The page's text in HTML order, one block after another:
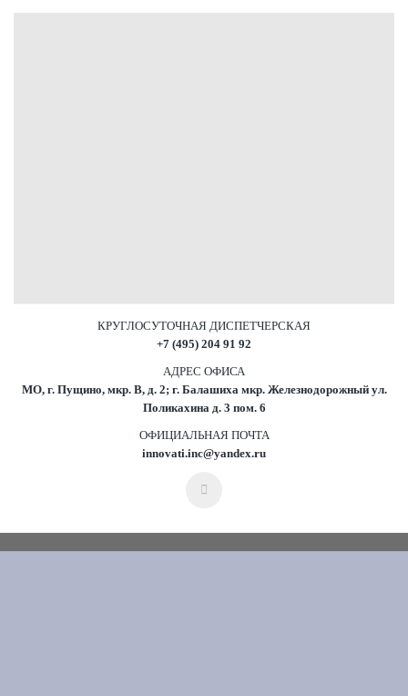
КРУГЛОСУТОЧНАЯ ДИСПЕТЧЕРСКАЯ
+7 (495) 204 91 92
АДРЕС ОФИСА
МО, г. Пущино, мкр. В, д. 2; г. Балашиха мкр. Железнодорожный ул.
Поликахина д. 3 пом. 6
ОФИЦИАЛЬНАЯ ПОЧТА
innovati.inc@yandex.ru